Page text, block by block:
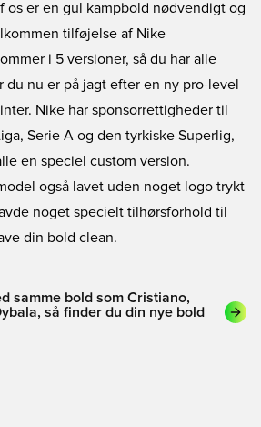
os er en gul kampbold nødvendigt og
tilføjelse af Nike
i 5 versioner, så du har alle
du nu er på jagt efter en ny pro-level
Nike har sponsorrettigheder til
Serie A og den tyrkiske Superlig,
en speciel custom version.
også lavet uden noget logo trykt
noget specielt tilhørsforhold til
din bold clean.
samme bold som Cristiano,
så finder du din nye bold